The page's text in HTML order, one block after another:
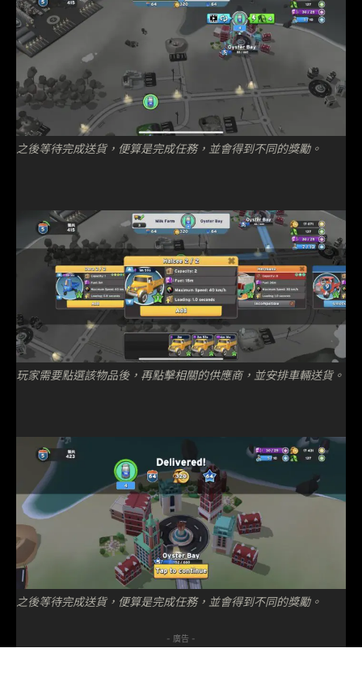
之後等待完成送貨，便算是完成任務，並會得到不同的獎勵。
玩家需要點選該物品後，再點擊相關的供應商，並安排車輛送貨。
之後等待完成送貨，便算是完成任務，並會得到不同的獎勵。
- 廣告 -